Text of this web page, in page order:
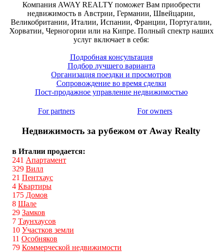
Компания AWAY REALTY поможет Вам приобрести
недвижимость в Австрии, Германии, Швейцарии,
Великобритании, Италии, Испании, Франции, Португалии,
Хорватии, Черногории или на Кипре. Полный спектр наших
услуг включает в себя:
Подробная консультация
Подбор лучшего варианта
Организация поездки и просмотров
Сопровождение во время сделки
Пост-продажное управление недвижимостью
For partners For owners
Недвижимость за рубежом от Away Realty
в Италии продается:
241 Апартамент
329 Вилл
21 Пентхаус
4 Квартиры
175 Домов
8 Шале
29 Замков
7 Таунхаусов
10 Участков земли
11 Особняков
79 Коммерческой недвижимости